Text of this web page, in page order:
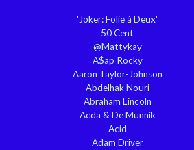
'Joker: Folie à Deux'
50 Cent
@Mattykay
A$ap Rocky
Aaron Taylor-Johnson
Abdelhak Nouri
Abraham Lincoln
Acda & De Munnik
Acid
Adam Driver